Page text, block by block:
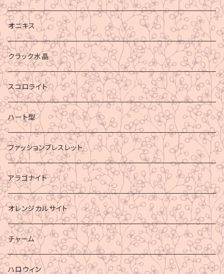
オニキス
クラック水晶
スコロライト
ハート型
ファッションブレスレット
アラゴナイト
オレンジカルサイト
チャーム
ハロウィン